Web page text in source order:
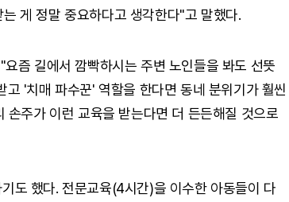
게 정말 중요하다고 생각한다"고 말했다.
즘 길에서 깜빡하시는 주변 노인들을 봐도 선뜻
'치매 파수꾼' 역할을 한다면 동네 분위기가 훨씬
주가 이런 교육을 받는다면 더 든든해질 것으로
도 했다. 전문교육(4시간)을 이수한 아동들이 다